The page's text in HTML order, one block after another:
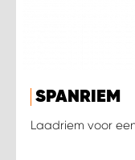
SPANRIEM
Laadriem voor